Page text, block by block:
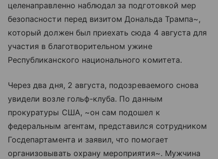
целенаправленно наблюдал за подготовкой мер
безопасности перед визитом Дональда Трампа~,
который должен был приехать сюда 4 августа для
участия в благотворительном ужине
Республиканского национального комитета.
Через два дня, 2 августа, подозреваемого снова
увидели возле гольф-клуба. По данным
прокуратуры США, ~он сам подошел к
федеральным агентам, представился сотрудником
Госдепартамента и заявил, что помогает
организовывать охрану мероприятия~. Мужчина